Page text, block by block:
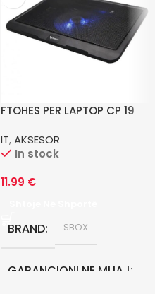
FTOHES PER LAPTOP CP 19
IT,AKSESOR
In stock
11.99 €
BRAND SBOX
GARANCIONI NE MUAJ